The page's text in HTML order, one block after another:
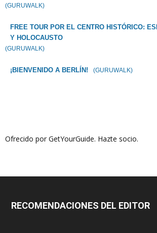
(GURUWALK)
FREE TOUR POR EL CENTRO HISTÓRICO:
Y HOLOCAUSTO
(GURUWALK)
¡BIENVENIDO A BERLÍN! (GURUWALK)
Ofrecido por GetYourGuide. Hazte socio.
RECOMENDACIONES DEL EDITOR